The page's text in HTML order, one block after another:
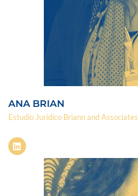
ANA BRIAN
Estudio Jurídico Briann and Associates